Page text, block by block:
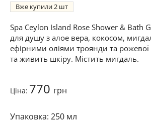
Вже купили2
Spa Ceylon Island Rose Shower & Bath
для душу з алое вера, кокосом,
ефірними оліями троянди та
та живить шкіру. Містить мигдаль.
Ціна: 770 грн
250 мл